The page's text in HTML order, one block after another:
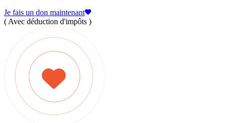
Je fais un don maintenant
( Avec déduction d'impôts )